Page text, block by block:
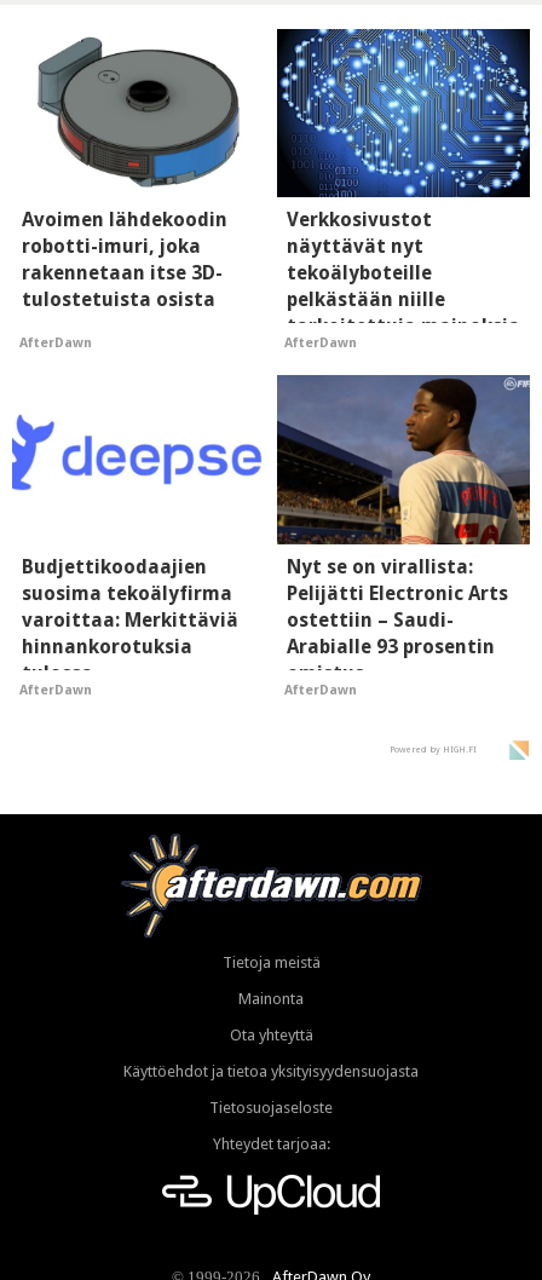
Avoimen lähdekoodin
robotti-imuri, joka
rakennetaan itse 3D-
tulostetuista osista
AfterDawn
Verkkosivustot
näyttävät nyt
tekoälyboteille
pelkästään niille
tarkoitettuja mainoksia
- vaikuttaa tekoälyn
mielikuvaan brändistä
AfterDawn
Budjettikoodaajien
suosima tekoälyfirma
varoittaa: Merkittäviä
hinnankorotuksia
tulossa
AfterDawn
Nyt se on virallista:
Pelijätti Electronic Arts
ostettiin – Saudi-
Arabialle 93 prosentin
omistus
AfterDawn
Powered by HIGH.FI
Tietoja meistä
Mainonta
Ota yhteyttä
Käyttöehdot ja tietoa yksityisyydensuojasta
Tietosuojaseloste
Yhteydet tarjoaa: